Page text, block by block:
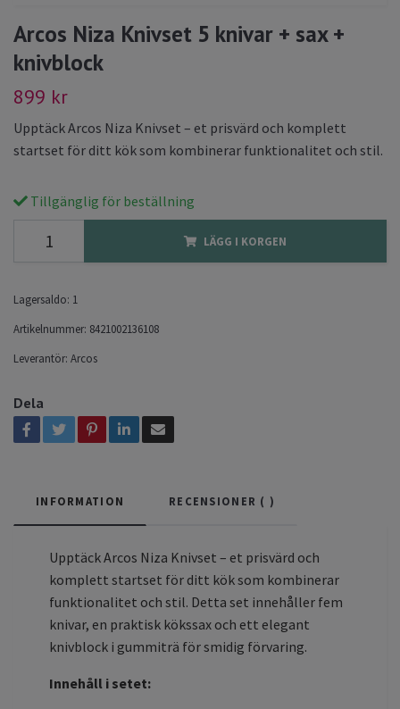
Arcos Niza Knivset 5 knivar + sax +
knivblock
899 kr
Upptäck Arcos Niza Knivset – et prisvärd och komplett
startset för ditt kök som kombinerar funktionalitet och stil.
Tillgänglig för beställning
LÄGG I KORGEN
Lagersaldo: 1
Artikelnummer: 8421002136108
Leverantör: Arcos
Dela
INFORMATION RECENSIONER ( )
Upptäck Arcos Niza Knivset – et prisvärd och
komplett startset för ditt kök som kombinerar
funktionalitet och stil. Detta set innehåller fem
knivar, en praktisk kökssax och ett elegant
knivblock i gummiträ för smidig förvaring.
Innehåll i setet: